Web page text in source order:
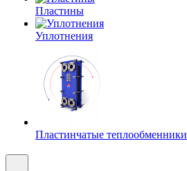
Пластины
Уплотнения
Пластинчатые теплообменники